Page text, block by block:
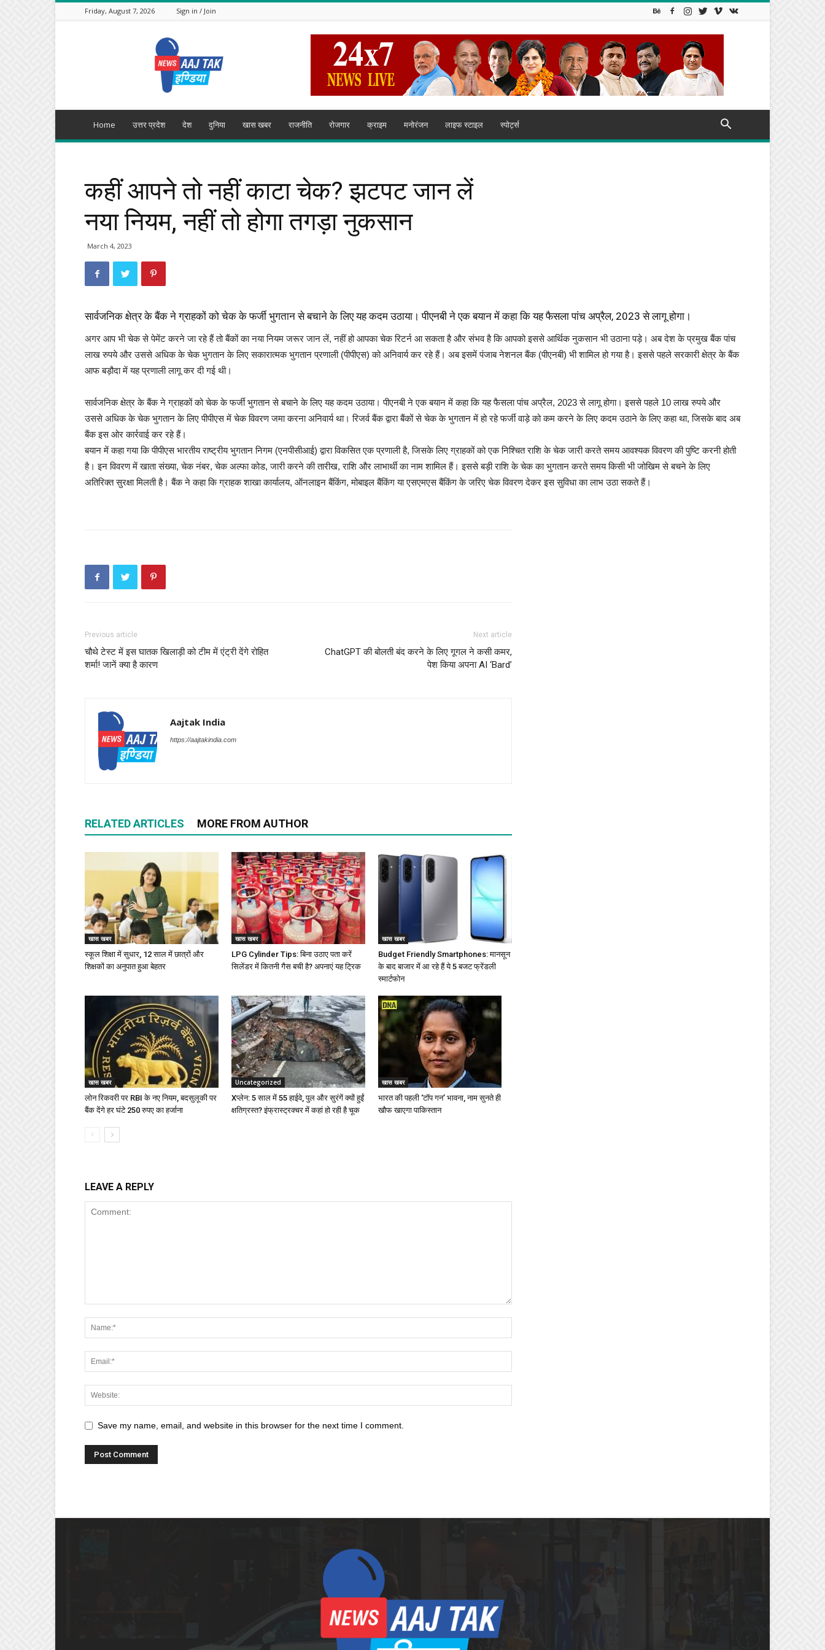
Friday, August 7, 2026 Sign in / Join
India
Home उत्तर प्रदेश देश दुनिया खास खबर राजनीति रोजगार क्राइम मनोरंजन लाइफ स्टाइल स्पोर्ट्स
कहीं आपने तो नहीं काटा चेक? झटपट जान लें
नया नियम, नहीं तो होगा तगड़ा नुकसान
March 4, 2023
सार्वजनिक क्षेत्र के बैंक ने ग्राहकों को चेक के फर्जी भुगतान से बचाने के लिए यह कदम उठाया। पीएनबी ने एक बयान में कहा कि यह फैसला पांच अप्रैल, 2023 से लागू होगा।
अगर आप भी चेक से पेमेंट करने जा रहे हैं तो बैंकों का नया नियम जरूर जान लें, नहीं हो आपका चेक रिटर्न आ सकता है और संभव है कि आपको इससे आर्थिक नुकसान भी उठाना पड़े। अब देश के प्रमुख बैंक पांच
लाख रुपये और उससे अधिक के चेक भुगतान के लिए सकारात्मक भुगतान प्रणाली (पीपीएस) को अनिवार्य कर रहे हैं। अब इसमें पंजाब नेशनल बैंक (पीएनबी) भी शामिल हो गया है। इससे पहले सरकारी क्षेत्र के बैंक
आफ बड़ौदा में यह प्रणाली लागू कर दी गई थी।
सार्वजनिक क्षेत्र के बैंक ने ग्राहकों को चेक के फर्जी भुगतान से बचाने के लिए यह कदम उठाया। पीएनबी ने एक बयान में कहा कि यह फैसला पांच अप्रैल, 2023 से लागू होगा। इससे पहले 10 लाख रुपये और
उससे अधिक के चेक भुगतान के लिए पीपीएस में चेक विवरण जमा करना अनिवार्य था। रिजर्व बैंक द्वारा बैंकों से चेक के भुगतान में हो रहे फर्जी वाड़े को कम करने के लिए कदम उठाने के लिए कहा था, जिसके बाद अब
बैंक इस ओर कार्रवाई कर रहे हैं।
बयान में कहा गया कि पीपीएस भारतीय राष्ट्रीय भुगतान निगम (एनपीसीआई) द्वारा विकसित एक प्रणाली है, जिसके लिए ग्राहकों को एक निश्चित राशि के चेक जारी करते समय आवश्यक विवरण की पुष्टि करनी होती
है। इन विवरण में खाता संख्या, चेक नंबर, चेक अल्फा कोड, जारी करने की तारीख, राशि और लाभार्थी का नाम शामिल हैं। इससे बड़ी राशि के चेक का भुगतान करते समय किसी भी जोखिम से बचने के लिए
अतिरिक्त सुरक्षा मिलती है। बैंक ने कहा कि ग्राहक शाखा कार्यालय, ऑनलाइन बैंकिंग, मोबाइल बैंकिंग या एसएमएस बैंकिंग के जरिए चेक विवरण देकर इस सुविधा का लाभ उठा सकते हैं।
Previous article
चौथे टेस्ट में इस घातक खिलाड़ी को टीम में एंट्री देंगे रोहित
शर्मा! जानें क्या है कारण
Next article
ChatGPT की बोलती बंद करने के लिए गूगल ने कसी कमर,
पेश किया अपना AI ‘Bard’
Aajtak India
https://aajtakindia.com
RELATED ARTICLES MORE FROM AUTHOR
खास खबर
स्कूल शिक्षा में सुधार, 12 साल में छात्रों और
शिक्षकों का अनुपात हुआ बेहतर
खास खबर
LPG Cylinder Tips: बिना उठाए पता करें
सिलेंडर में कितनी गैस बची है? अपनाएं यह ट्रिक
खास खबर
Budget Friendly Smartphones: मानसून
के बाद बाजार में आ रहे हैं ये 5 बजट फ्रेंडली
स्मार्टफोन
खास खबर
लोन रिकवरी पर RBI के नए नियम, बदसुलूकी पर
बैंक देंगे हर घंटे 250 रुपए का हर्जाना
Uncategorized
Xप्लेन: 5 साल में 55 हाईवे, पुल और सुरंगें क्यों हुईं
क्षतिग्रस्त? इंफ्रास्ट्रक्चर में कहां हो रही है चूक
खास खबर
भारत की पहली ‘टॉप गन’ भावना, नाम सुनते ही
खौफ खाएगा पाकिस्तान
LEAVE A REPLY
Save my name, email, and website in this browser for the next time I comment.